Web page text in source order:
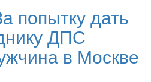
попытку дать
ДПС
в Москве